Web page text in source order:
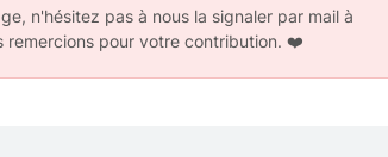
n'hésitez pas à nous la signaler par mail à
remercions pour votre contribution. ❤️